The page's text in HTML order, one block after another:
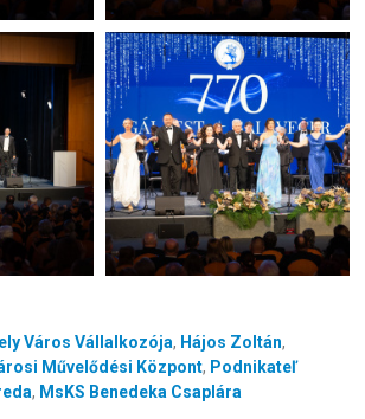
Város Vállalkozója, Hájos Zoltán,
Művelődési Központ, Podnikateľ
, MsKS Benedeka Csaplára